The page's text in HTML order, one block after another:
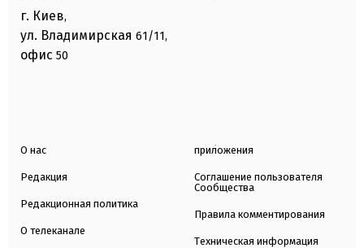
г. Киев,
ул. Владимирская 61/11,
офис 50
О нас
Редакция
Редакционная политика
О телеканале
приложения
Соглашение пользователя
Сообщества
Правила комментирования
Техническая информация